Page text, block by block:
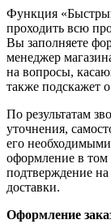
Функция
проходить всю
Вы заполняете
менеджер
на вопросы,
также подскажет
По результатам
уточнения,
его
оформление в том
подтверждение
доставки.
Оформление